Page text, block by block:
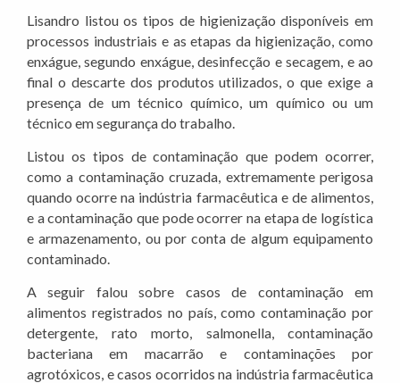
Lisandro listou os tipos de higienização disponíveis em
processos industriais e as etapas da higienização, como
enxágue, segundo enxágue, desinfecção e secagem, e ao
final o descarte dos produtos utilizados, o que exige a
presença de um técnico químico, um químico ou um
técnico em segurança do trabalho.
Listou os tipos de contaminação que podem ocorrer,
como a contaminação cruzada, extremamente perigosa
quando ocorre na indústria farmacêutica e de alimentos,
e a contaminação que pode ocorrer na etapa de logística
e armazenamento, ou por conta de algum equipamento
contaminado.
A seguir falou sobre casos de contaminação em
alimentos registrados no país, como contaminação por
detergente, rato morto, salmonella, contaminação
bacteriana em macarrão e contaminações por
agrotóxicos, e casos ocorridos na indústria farmacêutica